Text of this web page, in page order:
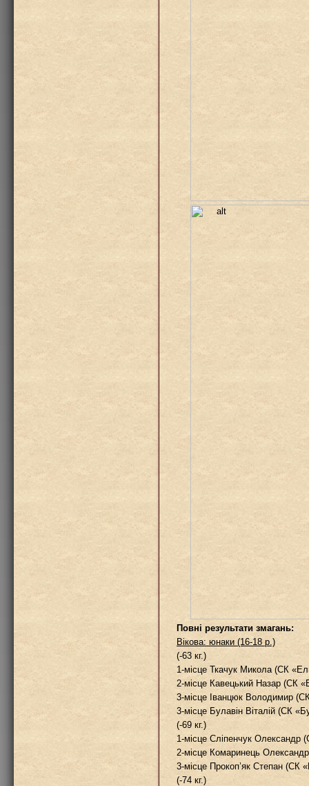
Повні результати змагань:
Вікова: юнаки (16-18 р.)
(-63 кг.)
1-місце Ткачук Микола (СК
2-місце Кавецький Назар (СК
3-місце Іванцюк Володимир
3-місце Булавін Віталій (СК
(-69 кг.)
1-місце Сліпенчук Олександр
2-місце Комаринець
3-місце Прокоп’як Степан (СК
(-74 кг.)